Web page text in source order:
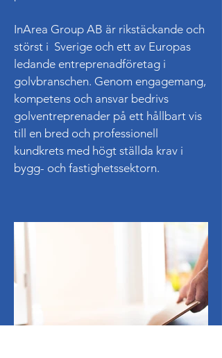
InArea Group AB är rikstäckande och
störst i Sverige och ett av Europas
ledande entreprenadföretag i
golvbranschen. Genom engagemang,
kompetens och ansvar bedrivs
golventreprenader på ett hållbart vis
till en bred och professionell
kundkrets med högt ställda krav i
bygg- och fastighetssektorn.